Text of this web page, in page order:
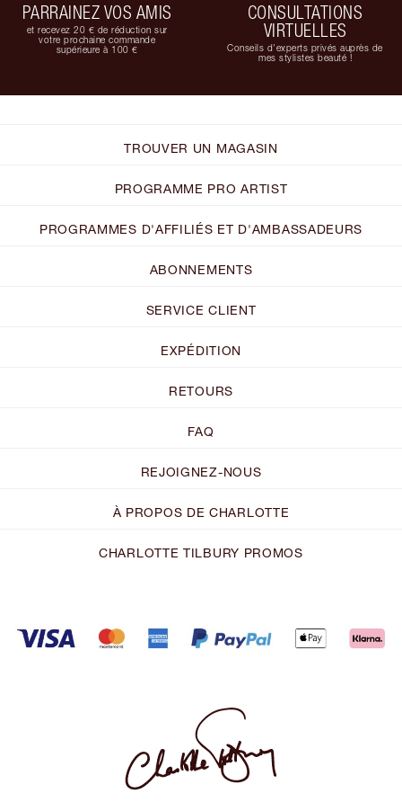
PARRAINEZ VOS AMIS
et recevez 20 € de réduction sur
votre prochaine commande
supérieure à 100 €
CONSULTATIONS
VIRTUELLES
Conseils d'experts privés auprès de
mes stylistes beauté !
TROUVER UN MAGASIN
PROGRAMME PRO ARTIST
PROGRAMMES D'AFFILIÉS ET D'AMBASSADEURS
ABONNEMENTS
SERVICE CLIENT
EXPÉDITION
RETOURS
FAQ
REJOIGNEZ-NOUS
À PROPOS DE CHARLOTTE
CHARLOTTE TILBURY PROMOS